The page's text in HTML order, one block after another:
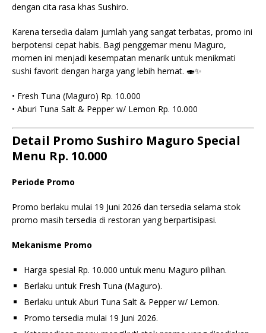
dengan cita rasa khas Sushiro.
Karena tersedia dalam jumlah yang sangat terbatas, promo ini
berpotensi cepat habis. Bagi penggemar menu Maguro,
momen ini menjadi kesempatan menarik untuk menikmati
sushi favorit dengan harga yang lebih hemat. 🍣✨
• Fresh Tuna (Maguro) Rp. 10.000
• Aburi Tuna Salt & Pepper w/ Lemon Rp. 10.000
Detail Promo Sushiro Maguro Special
Menu Rp. 10.000
Periode Promo
Promo berlaku mulai 19 Juni 2026 dan tersedia selama stok
promo masih tersedia di restoran yang berpartisipasi.
Mekanisme Promo
Harga spesial Rp. 10.000 untuk menu Maguro pilihan.
Berlaku untuk Fresh Tuna (Maguro).
Berlaku untuk Aburi Tuna Salt & Pepper w/ Lemon.
Promo tersedia mulai 19 Juni 2026.